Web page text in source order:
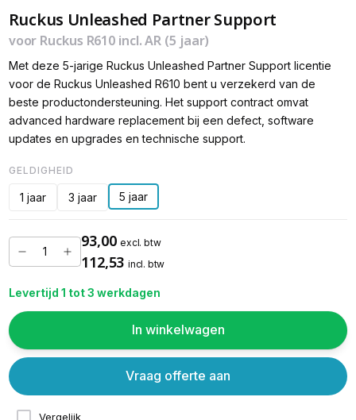
Ruckus Unleashed Partner Support
voor Ruckus R610 incl. AR (5 jaar)
Met deze 5-jarige Ruckus Unleashed Partner Support licentie
voor de Ruckus Unleashed R610 bent u verzekerd van de
beste productondersteuning. Het support contract omvat
advanced hardware replacement bij een defect, software
updates en upgrades en technische support.
GELDIGHEID
1 jaar 3 jaar 5 jaar
93,00 excl. btw
112,53 incl. btw
Levertijd 1 tot 3 werkdagen
In winkelwagen
Vergelijk
Vraag offerte aan